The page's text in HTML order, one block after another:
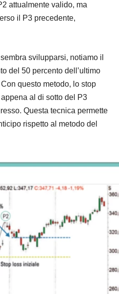
attualmente valido, ma
il P3 precedente,
svilupparsi, notiamo il
del 50 percento dell’ultimo
questo metodo, lo stop
al di sotto del P3
Questa tecnica permette
rispetto al metodo del